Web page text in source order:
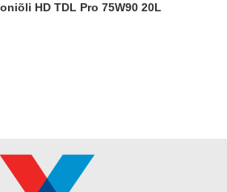
HD TDL Pro 75W90 20L